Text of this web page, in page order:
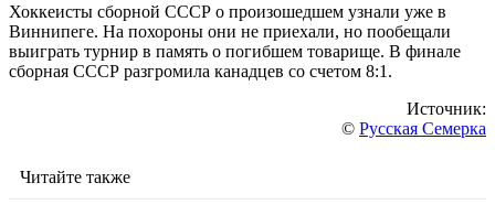
Хоккеисты сборной СССР о произошедшем узнали уже в
Виннипеге. На похороны они не приехали, но пообещали
выиграть турнир в память о погибшем товарище. В финале
сборная СССР разгромила канадцев со счетом 8:1.
Источник:
© Русская Семерка
Читайте также